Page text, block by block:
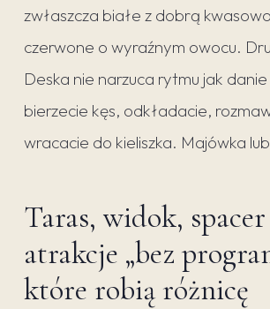
zwłaszcza białe z dobrą
czerwone o wyraźnym owocu.
Deska nie narzuca rytmu jak danie
bierzecie kęs, odkładacie,
wracacie do kieliszka. Majówka
Taras, widok,
atrakcje „bez
które robią różnicę